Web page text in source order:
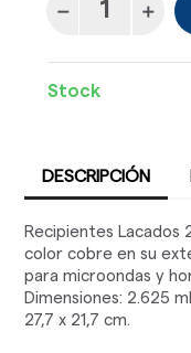
Stock
DESCRIPCIÓN
Recipientes Lacados
color cobre en su
para microondas y
Dimensiones: 2.625
27,7 x 21,7 cm.